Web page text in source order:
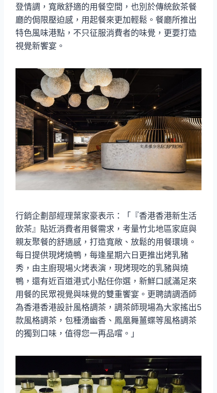
登情調，寬敞舒適的用餐空間，也別於傳統飲茶餐
廳的侷限壓迫感，用起餐來更加輕鬆。餐廳所推出
特色風味港點，不只征服消費者的味覺，更要打造
視覺新饗宴。
行銷企劃部經理葉家豪表示：「『香港香港新生活
飲茶』貼近消費者用餐需求，考量竹北地區家庭與
親友聚餐的舒適感，打造寬敞、放鬆的用餐環境。
每日提供現烤燒鴨，每逢星期六日更推出烤乳豬
秀，由主廚現場火烤表演，現烤現吃的乳豬與燒
鴨，還有近百道港式小點任你選，新鮮口感滿足來
用餐的民眾視覺與味覺的雙重饗宴。更聘請調酒師
為香港香港設計風格調茶，調茶師現場為大家搖出5
款風格調茶，包種湧幽香、鳳凰舞薑蝶等風格調茶
的獨到口味，值得您一再品嚐。」